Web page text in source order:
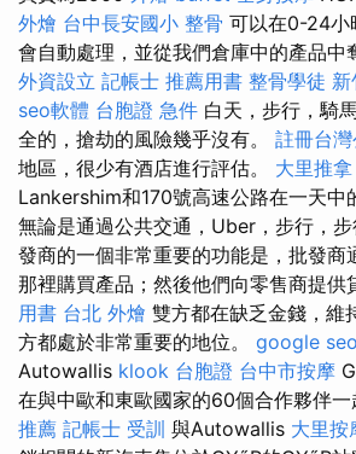
外燴 台中長安國小 整骨 可以在0-24小
會自動處理，並從我們倉庫中的產品中
外資設立 記帳士 推薦用書 整骨學徒
seo軟體 台胞證 急件 白天，步行，騎
全的，搶劫的風險幾乎沒有。 註冊台灣
地區，很少有酒店進行評估。 大里推拿
Lankershim和170號高速公路在一天中
無論是通過公共交通，Uber，步行，
發商的一個非常重要的功能是，批發商
那裡購買產品；然後他們向零售商提供
用書 台北 外燴 雙方都在缺乏金錢，維
方都處於非常重要的地位。 google seo
Autowallis klook 台胞證 台中市按摩
在與中歐和東歐國家的60個合作夥伴一
推薦 記帳士 受訓 與Autowallis 大里按